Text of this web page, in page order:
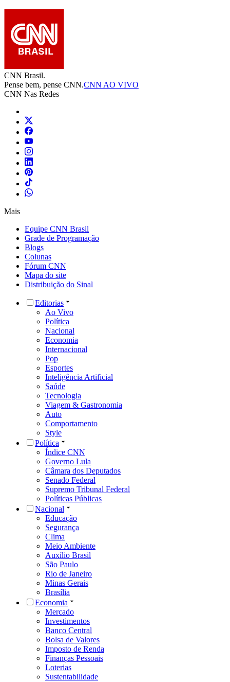
CNN Brasil.
Pense bem, pense CNN.CNN AO VIVO
CNN Nas Redes
Mais
Equipe CNN Brasil
Grade de Programação
Blogs
Colunas
Fórum CNN
Mapa do site
Distribuição do Sinal
Editorias
Ao Vivo
Política
Nacional
Economia
Internacional
Pop
Esportes
Inteligência Artificial
Saúde
Tecnologia
Viagem & Gastronomia
Auto
Comportamento
Style
Política
Índice CNN
Governo Lula
Câmara dos Deputados
Senado Federal
Supremo Tribunal Federal
Políticas Públicas
Nacional
Educação
Segurança
Clima
Meio Ambiente
Auxílio Brasil
São Paulo
Rio de Janeiro
Minas Gerais
Brasília
Economia
Mercado
Investimentos
Banco Central
Bolsa de Valores
Imposto de Renda
Finanças Pessoais
Loterias
Sustentabilidade